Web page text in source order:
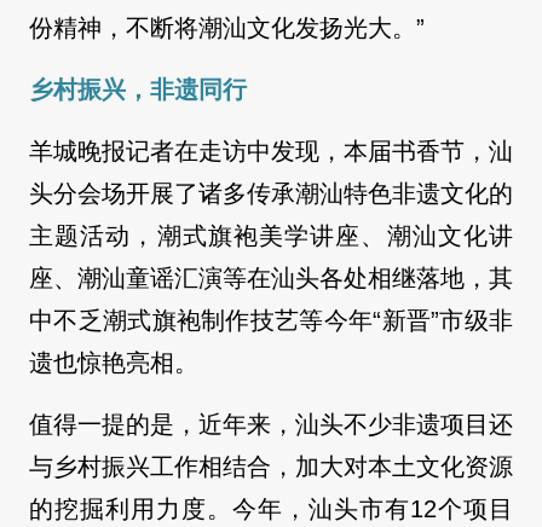
份精神，不断将潮汕文化发扬光大。”
乡村振兴，非遗同行
羊城晚报记者在走访中发现，本届书香节，汕
头分会场开展了诸多传承潮汕特色非遗文化的
主题活动，潮式旗袍美学讲座、潮汕文化讲
座、潮汕童谣汇演等在汕头各处相继落地，其
中不乏潮式旗袍制作技艺等今年“新晋”市级非
遗也惊艳亮相。
值得一提的是，近年来，汕头不少非遗项目还
与乡村振兴工作相结合，加大对本土文化资源
的挖掘利用力度。今年，汕头市有12个项目